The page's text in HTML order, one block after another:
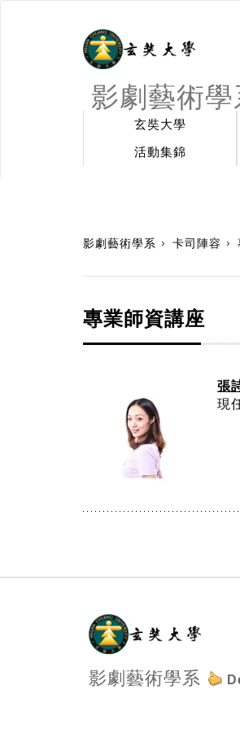
影劇藝術學
玄奘大學
活動集錦
影劇藝術學系 卡司陣容
專業師資講座
張
現
影劇藝術學系